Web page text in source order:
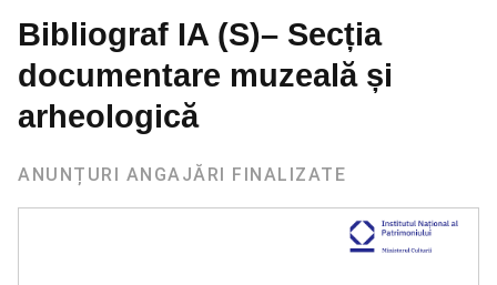
Bibliograf IA (S)– Secția
documentare muzeală și
arheologică
ANUNȚURI ANGAJĂRI FINALIZATE